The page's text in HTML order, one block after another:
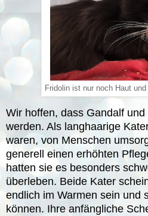
Fridolin ist nur noch Haut
Wir hoffen, dass Gandalf
werden. Als langhaarige
waren, von Menschen
generell einen erhöhten
hatten sie es besonders
überleben. Beide Kater
endlich im Warmen sein und
können. Ihre anfängliche